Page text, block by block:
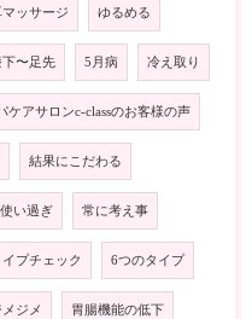
マッサージ ゆるめる
下〜足先 5月病 冷え取り
ケアサロンc-classのお客様の声
結果にこだわる
い過ぎ 常に考え事
プチェック 6つのタイプ
メジメ 胃腸機能の低下